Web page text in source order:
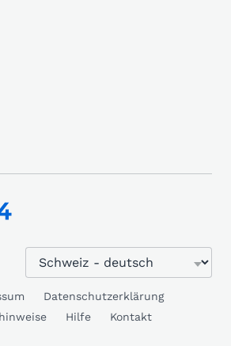
Datenschutzerklärung
Hilfe Kontakt